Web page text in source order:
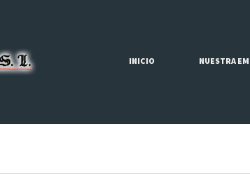
INICIO NUESTRA